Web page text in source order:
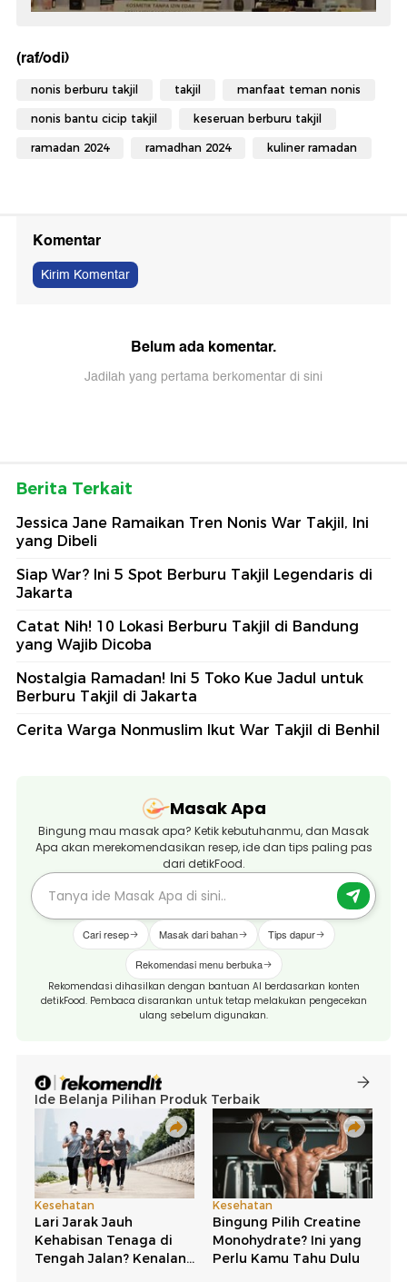
(raf/odi)
nonis berburu takjil takjil manfaat teman nonis
nonis bantu cicip takjil keseruan berburu takjil
ramadan 2024 ramadhan 2024 kuliner ramadan
Komentar
Kirim Komentar
Belum ada komentar.
Jadilah yang pertama berkomentar di sini
Berita Terkait
Jessica Jane Ramaikan Tren Nonis War Takjil, Ini
yang Dibeli
Siap War? Ini 5 Spot Berburu Takjil Legendaris di
Jakarta
Catat Nih! 10 Lokasi Berburu Takjil di Bandung
yang Wajib Dicoba
Nostalgia Ramadan! Ini 5 Toko Kue Jadul untuk
Berburu Takjil di Jakarta
Cerita Warga Nonmuslim Ikut War Takjil di Benhil
Masak Apa
Bingung mau masak apa? Ketik kebutuhanmu, dan Masak
Apa akan merekomendasikan resep, ide dan tips paling pas
dari detikFood.
Cari resep Masak dari bahan Tips dapur
Rekomendasi menu berbuka
Rekomendasi dihasilkan dengan bantuan AI berdasarkan konten
detikFood. Pembaca disarankan untuk tetap melakukan pengecekan
ulang sebelum digunakan.